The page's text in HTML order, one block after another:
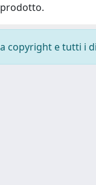
copyright e tutti i